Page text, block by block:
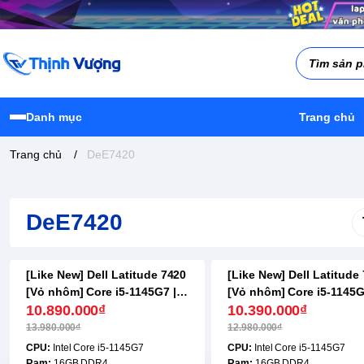
Danh mục Trang chủ
Trang chủ / DeE7420
DeE7420
-23%
[Like New] Dell Latitude 7420
[Vỏ nhôm] Core i5-1145G7 |
16GB | 256GB | 14.0 inch 3K
10.890.000₫
13.980.000₫
CPU: Intel Core i5-1145G7
-20%
[Like New] Dell Latitude
[Vỏ nhôm] Core i5-
16GB | 256GB | 14.0
10.390.000₫
12.980.000₫
CPU: Intel Core i5-1145G7